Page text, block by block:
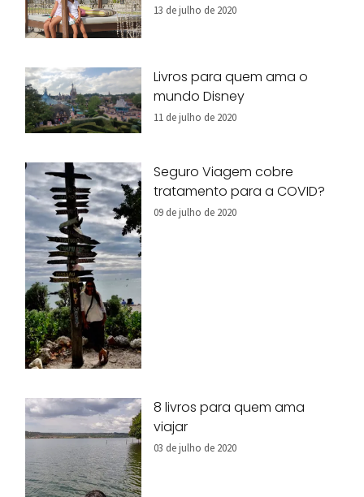
13 de julho de 2020
Livros para quem ama o
mundo Disney
11 de julho de 2020
Seguro Viagem cobre
tratamento para a COVID?
09 de julho de 2020
8 livros para quem ama
viajar
03 de julho de 2020